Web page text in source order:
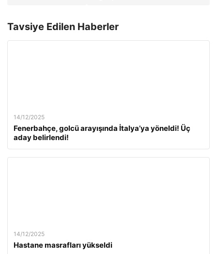
Tavsiye Edilen Haberler
14/12/2025
Fenerbahçe, golcü arayışında İtalya’ya yöneldi! Üç
aday belirlendi!
14/12/2025
Hastane masrafları yükseldi